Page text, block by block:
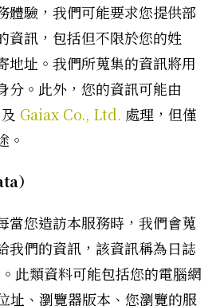
體驗，我們可能要求您提供部
資訊，包括但不限於您的姓
地址。我們所蒐集的資訊將用
分。此外，您的資訊可能由
及 Gaiax Co., Ltd. 處理，但僅
。
）
當您造訪本服務時，我們會蒐
我們的資訊，該資訊稱為日誌
此類資料可能包括您的電腦網
址、瀏覽器版本、您瀏覽的服